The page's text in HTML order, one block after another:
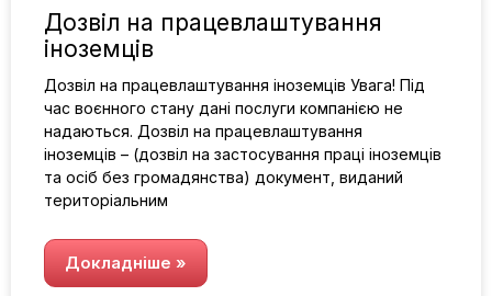
Дозвіл на працевлаштування
іноземців
Дозвіл на працевлаштування іноземців Увага! Під
час воєнного стану дані послуги компанією не
надаються. Дозвіл на працевлаштування
іноземців – (дозвіл на застосування праці іноземців
та осіб без громадянства) документ, виданий
територіальним
Докладніше »